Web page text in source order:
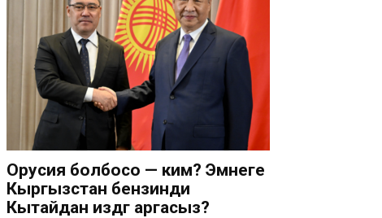
Орусия болбосо — ким? Эмнеге
Кыргызстан бензинди
Кытайдан издөөгө аргасыз?